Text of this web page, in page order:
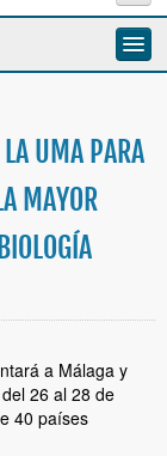
Agenda
Contacto
y Cursos
LA UMA PARA
MAYOR
a Málaga y
26 al 28 de
40 países